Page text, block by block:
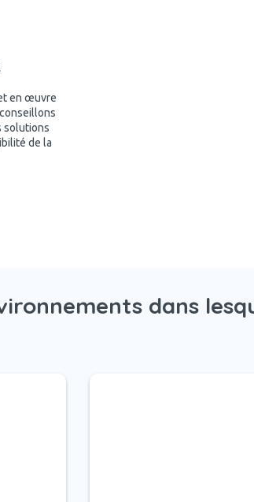
en œuvre
solutions
de la
dans